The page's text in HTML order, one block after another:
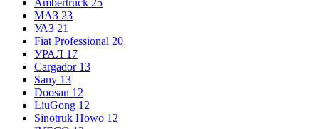
Ambertruck 25
МАЗ 23
УАЗ 21
Fiat Professional 20
УРАЛ 17
Cargador 13
Sany 13
Doosan 12
LiuGong 12
Sinotruk Howo 12